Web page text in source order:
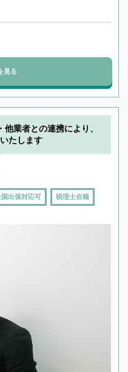
見る
他業者との連携により、
たします
国出張対応可 税理士在籍